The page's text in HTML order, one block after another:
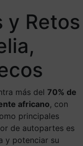
y Retos
más del 70% de
africano, con
principales
de autopartes es
y potenciar su